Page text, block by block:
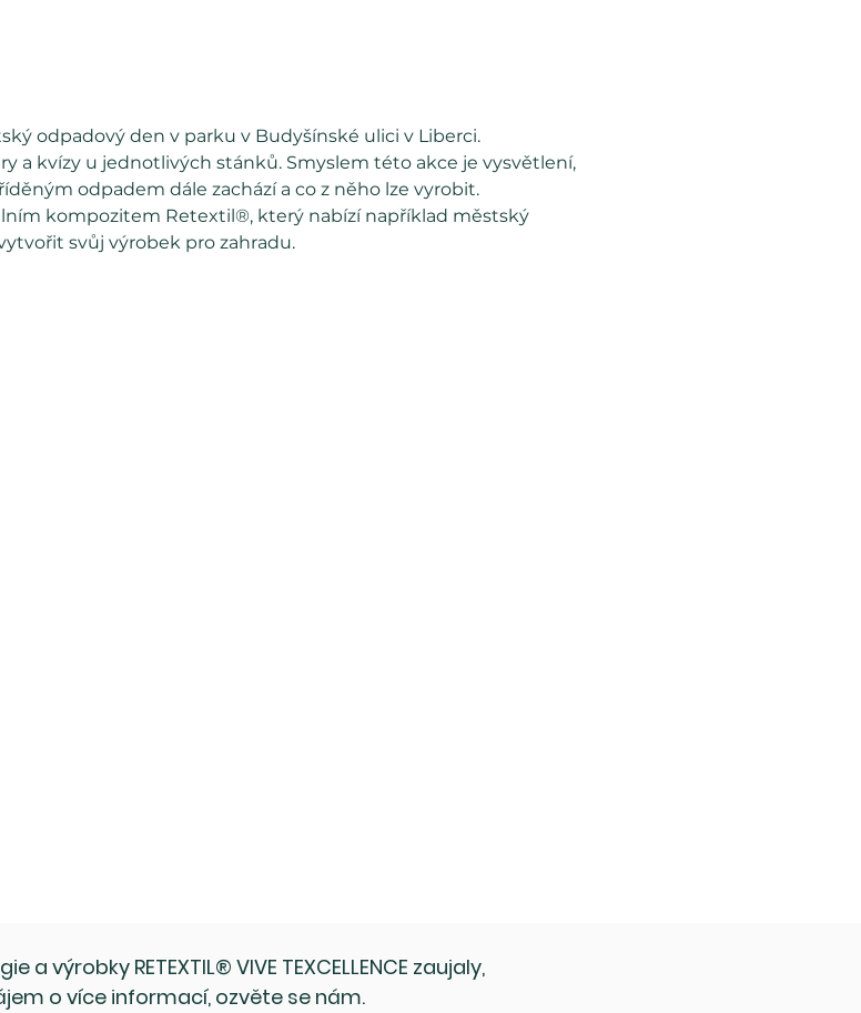
odpadový den v parku v Budyšínské ulici v Liberci.
a kvízy u jednotlivých stánků. Smyslem této akce je vysvětlení,
odpadem dále zachází a co z něho lze vyrobit.
kompozitem Retextil®, který nabízí například městský
svůj výrobek pro zahradu.
a výrobky RETEXTIL® VIVE TEXCELLENCE zaujaly,
o více informací, ozvěte se nám.